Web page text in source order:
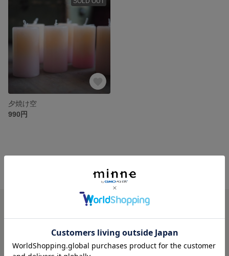
夕焼け空
990円
fl0raci0n の作品一覧
minneについて
minneで買いたい